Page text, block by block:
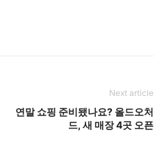
Next article
연말 쇼핑 준비됐나요? 올드오처
드, 새 매장 4곳 오픈